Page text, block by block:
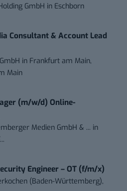
GmbH in Eschborn
Consultant & Account Lead
in Frankfurt am Main,
Main
(m/w/d) Online-
Medien GmbH & ... in
Engineer – OT (f/m/x)
(Baden-Württemberg),